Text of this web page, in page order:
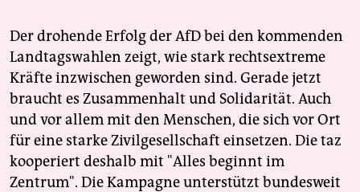
verlag
veranstaltungen
shop
fragen & hilfe
unterstützen
Der drohende Erfolg der AfD bei den kommenden
Landtagswahlen zeigt, wie stark rechtsextreme
Kräfte inzwischen geworden sind. Gerade jetzt
braucht es Zusammenhalt und Solidarität. Auch
und vor allem mit den Menschen, die sich vor Ort
für eine starke Zivilgesellschaft einsetzen. Die taz
kooperiert deshalb mit "Alles beginnt im
Zentrum". Die Kampagne unterstützt bundesweit